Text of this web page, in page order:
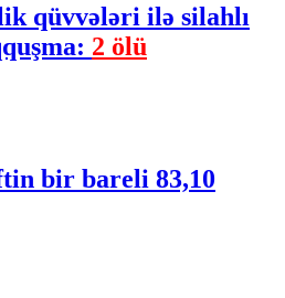
qüvvələri ilə silahlı
2 ölü
bir bareli 83,10